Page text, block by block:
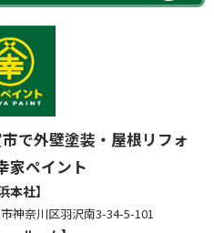
で外壁塗装・屋根リフォ
家ペイント
本社】
神奈川区羽沢南3-34-5-101